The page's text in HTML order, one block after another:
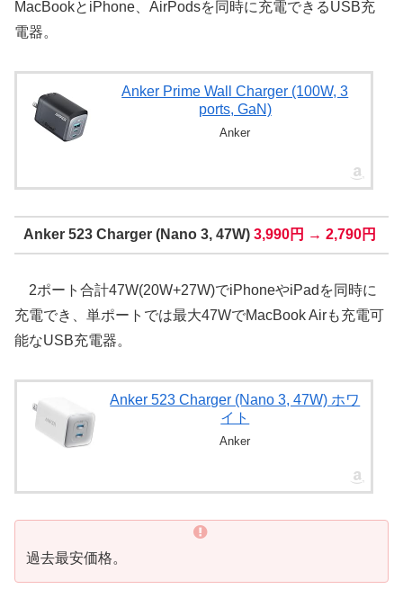
MacBookとiPhone、AirPodsを同時に充電できるUSB充
電器。
Anker Prime Wall Charger (100W, 3
ports, GaN)
Anker
Anker 523 Charger (Nano 3, 47W) 3,990円 → 2,790円
2ポート合計47W(20W+27W)でiPhoneやiPadを同時に
充電でき、単ポートでは最大47WでMacBook Airも充電可
能なUSB充電器。
Anker 523 Charger (Nano 3, 47W) ホワ
イト
Anker
過去最安価格。